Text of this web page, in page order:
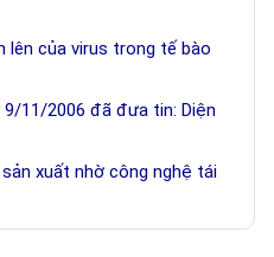
lên của virus trong tế bào
9/11/2006 đã đưa tin: Diện
xuất nhờ công nghệ tái